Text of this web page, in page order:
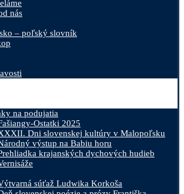
nás
– poľský slovník
na podujatia
Ostatki 2025
Dni slovenskej kultúry v Malopoľsku
výstup na Babiu horu
krajanských dychových hudieb
súťaž Ludwika Korkoša